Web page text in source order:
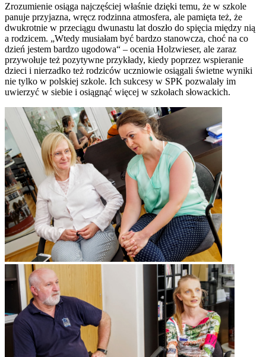
Zrozumienie osiąga najczęściej właśnie dzięki temu, że w szkole
panuje przyjazna, wręcz rodzinna atmosfera, ale pamięta też, że
dwukrotnie w przeciągu dwunastu lat doszło do spięcia między nią
a rodzicem. „Wtedy musiałam być bardzo stanowcza, choć na co
dzień jestem bardzo ugodowa“ – ocenia Holzwieser, ale zaraz
przywołuje też pozytywne przykłady, kiedy poprzez wspieranie
dzieci i nierzadko też rodziców uczniowie osiągali świetne wyniki
nie tylko w polskiej szkole. Ich sukcesy w SPK pozwalały im
uwierzyć w siebie i osiągnąć więcej w szkołach słowackich.